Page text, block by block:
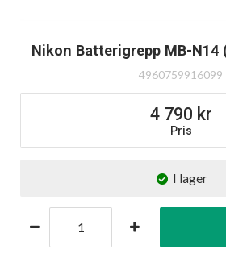
Nikon Batterigrepp MB-N14
4960759916099
Pris
4 790
I lager